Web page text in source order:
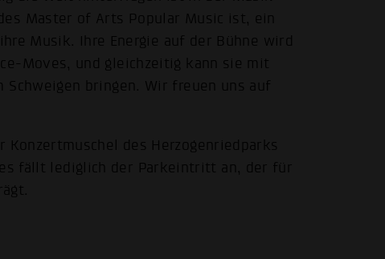
Master of Arts Popular Music ist, ein
Musik. Ihre Energie auf der Bühne wird
Moves, und gleichzeitig kann sie mit
Schweigen bringen. Wir freuen uns auf
des Herzogenriedparks
fällt lediglich der Parkeintritt an, der für